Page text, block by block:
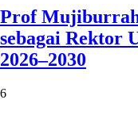
Prof
sebagai Rektor
2026–2030
6